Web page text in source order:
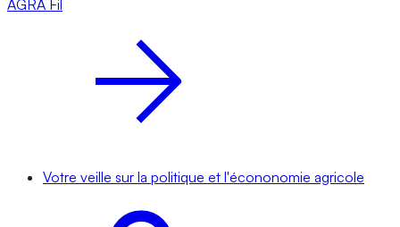
AGRA Fil
Votre veille sur la politique et l'écononomie agricole